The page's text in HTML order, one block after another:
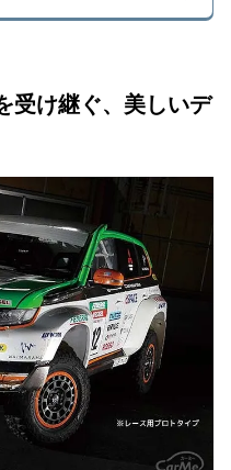
受け継ぐ、美しいデ